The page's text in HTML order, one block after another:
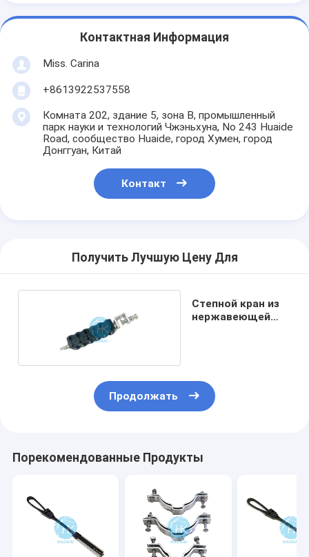
Контактная Информация
Miss. Carina
+8613922537558
Комната 202, здание 5, зона B, промышленный
парк науки и технологий Чжэньхуна, No 243 Huaide
Road, сообщество Huaide, город Хумен, город
Донггуан, Китай
Контакт
Получить Лучшую Цену Для
Степной кран из
нержавеющей
Продолжать
Порекомендованные Продукты